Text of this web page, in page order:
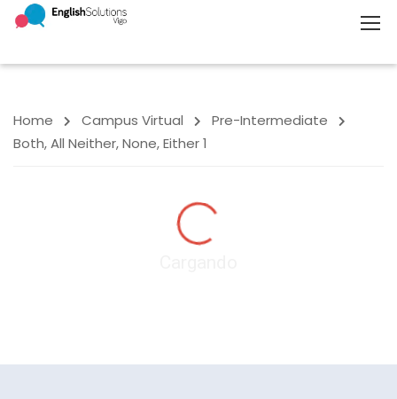
Home Campus Virtual
Pre-Intermediate
Both, All Neither, None, Either 1